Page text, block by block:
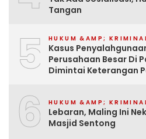
Tangan
5 HUKUM &AMP;
Kasus
Perusahaan Besar Di
Dimintai Keterangan
6 HUKUM &AMP;
Lebaran, Maling Ini
Masjid Sentong